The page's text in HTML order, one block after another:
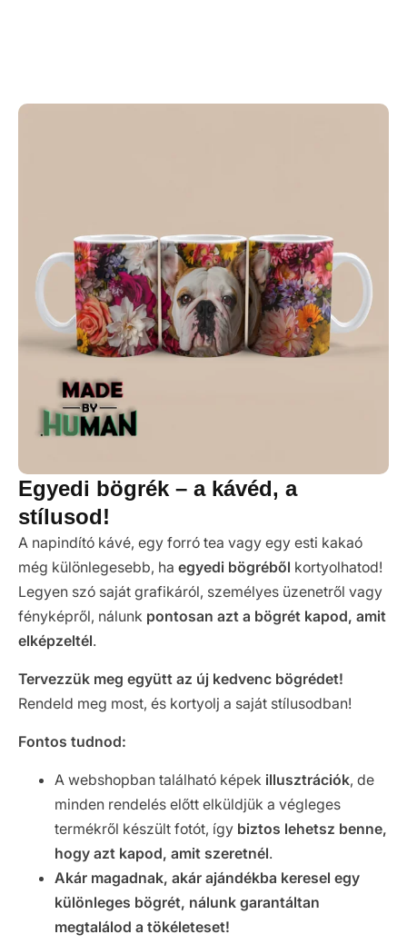
Egyedi bögrék – a kávéd, a
stílusod!
A napindító kávé, egy forró tea vagy egy esti kakaó
még különlegesebb, ha egyedi bögréből kortyolhatod!
Legyen szó saját grafikáról, személyes üzenetről vagy
fényképről, nálunk pontosan azt a bögrét kapod, amit
elképzeltél.
Tervezzük meg együtt az új kedvenc bögrédet!
Rendeld meg most, és kortyolj a saját stílusodban!
Fontos tudnod:
A webshopban található képek illusztrációk, de
minden rendelés előtt elküldjük a végleges
termékről készült fotót, így biztos lehetsz benne,
hogy azt kapod, amit szeretnél.
Akár magadnak, akár ajándékba keresel egy
különleges bögrét, nálunk garantáltan
megtalálod a tökéleteset!